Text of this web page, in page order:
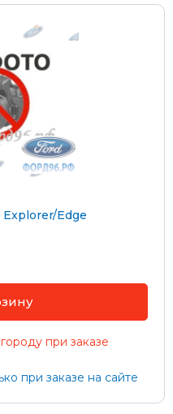
Edge
при заказе
при заказе на сайте